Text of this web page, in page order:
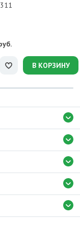
В КОРЗИНУ